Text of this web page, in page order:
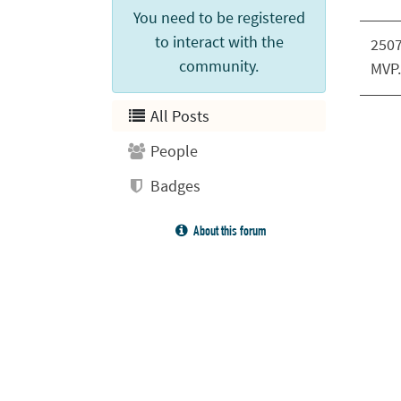
You need to be registered
to interact with the
community.
All Posts
People
Badges
About this forum
MVP.